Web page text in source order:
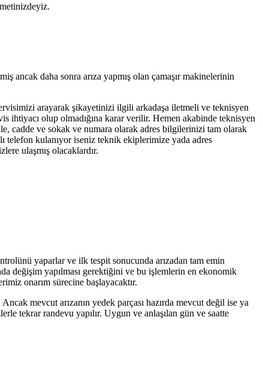
ancak daha sonra arıza yapmış olan çamaşır makinelerinin
arayarak şikayetinizi ilgili arkadaşa iletmeli ve teknisyen
olup olmadığına karar verilir. Hemen akabinde teknisyen
cadde ve sokak ve numara olarak adres bilgilerinizi tam olarak
telefon kulanıyor iseniz teknik ekiplerimize yada adres
ulaşmış olacaklardır.
yaparlar ve ilk tespit sonucunda arızadan tam emin
değişim yapılması gerektiğini ve bu işlemlerin en ekonomik
onarım sürecine başlayacaktır.
mevcut arızanın yedek parçası hazırda mevcut değil ise ya
tekrar randevu yapılır. Uygun ve anlaşılan gün ve saatte